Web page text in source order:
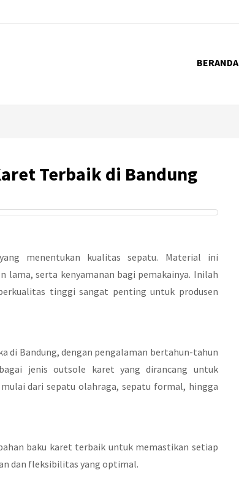
BERANDA
Terbaik di Bandung
menentukan kualitas sepatu. Material ini
lama, serta kenyamanan bagi pemakainya. Inilah
tinggi sangat penting untuk produsen
di Bandung, dengan pengalaman bertahun-tahun
jenis outsole karet yang dirancang untuk
dari sepatu olahraga, sepatu formal, hingga
baku karet terbaik untuk memastikan setiap
dan fleksibilitas yang optimal.